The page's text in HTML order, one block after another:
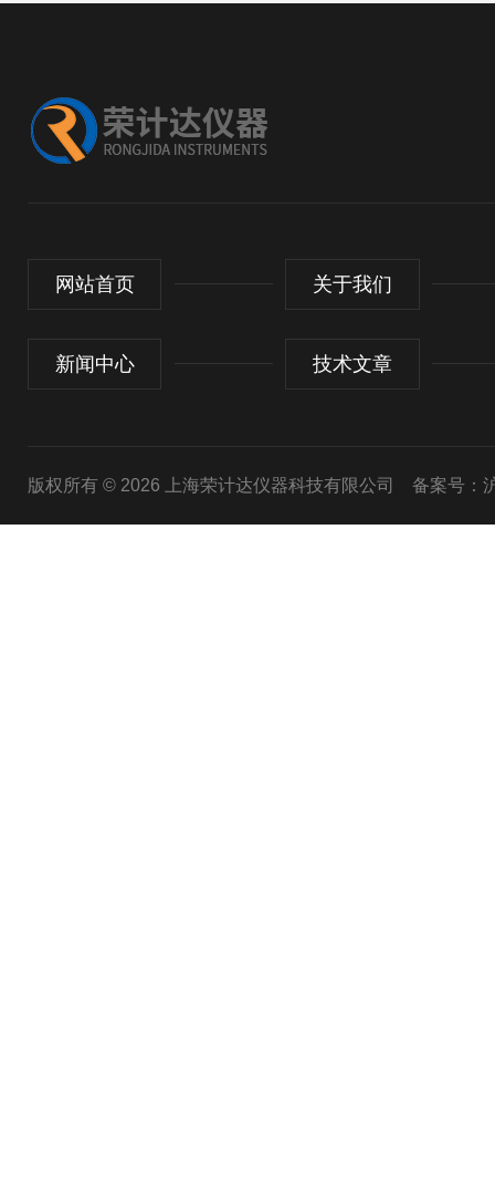
网站首页 关于我们
新闻中心 技术文章
版权所有 © 2026 上海荣计达仪器科技有限公司 备案号：